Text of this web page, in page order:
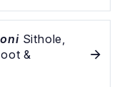
Sithole,
&